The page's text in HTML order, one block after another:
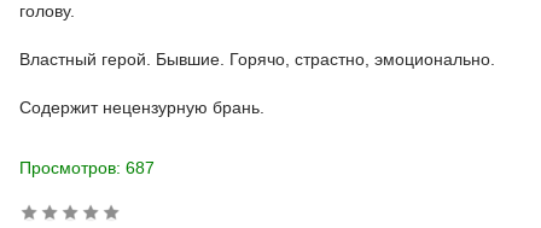
голову.
Властный герой. Бывшие. Горячо, страстно, эмоционально.
Содержит нецензурную брань.
Просмотров: 687